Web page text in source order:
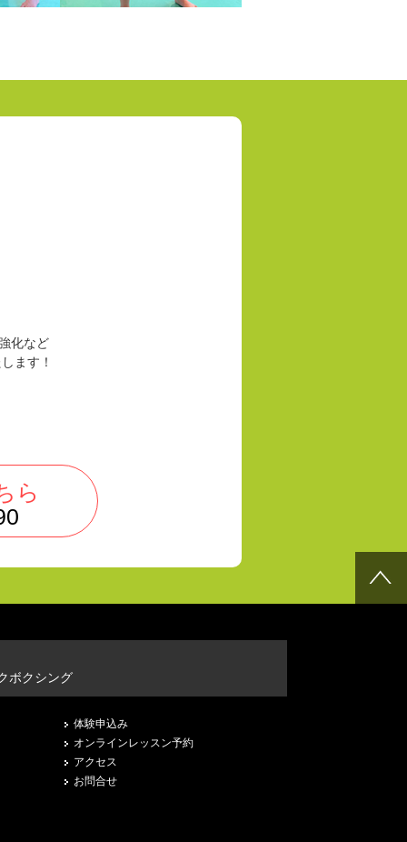
化など
ます！
ら
ボクシング
体験申込み
オンラインレッスン予約
アクセス
お問合せ